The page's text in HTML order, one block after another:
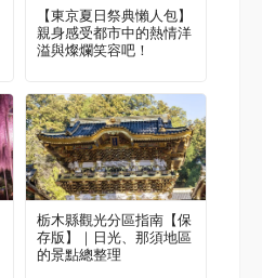
【東京夏日祭典懶人包】
親身感受都市中的熱情洋
溢與燦爛笑容吧！
栃木縣觀光分區指南【保
存版】｜日光、那須地區
的景點總整理